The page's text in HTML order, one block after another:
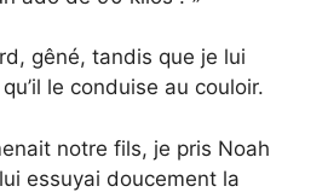
gêné, tandis que je lui
le conduise au couloir.
notre fils, je pris Noah
essuyai doucement la